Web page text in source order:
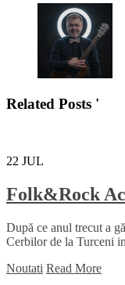
Related Posts '
22 JUL
Folk&Rock
După ce anul trecut a
Cerbilor de la Turceni
Noutati Read More